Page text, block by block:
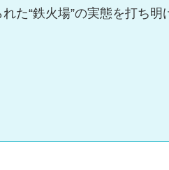
た“鉄火場”の実態を打ち